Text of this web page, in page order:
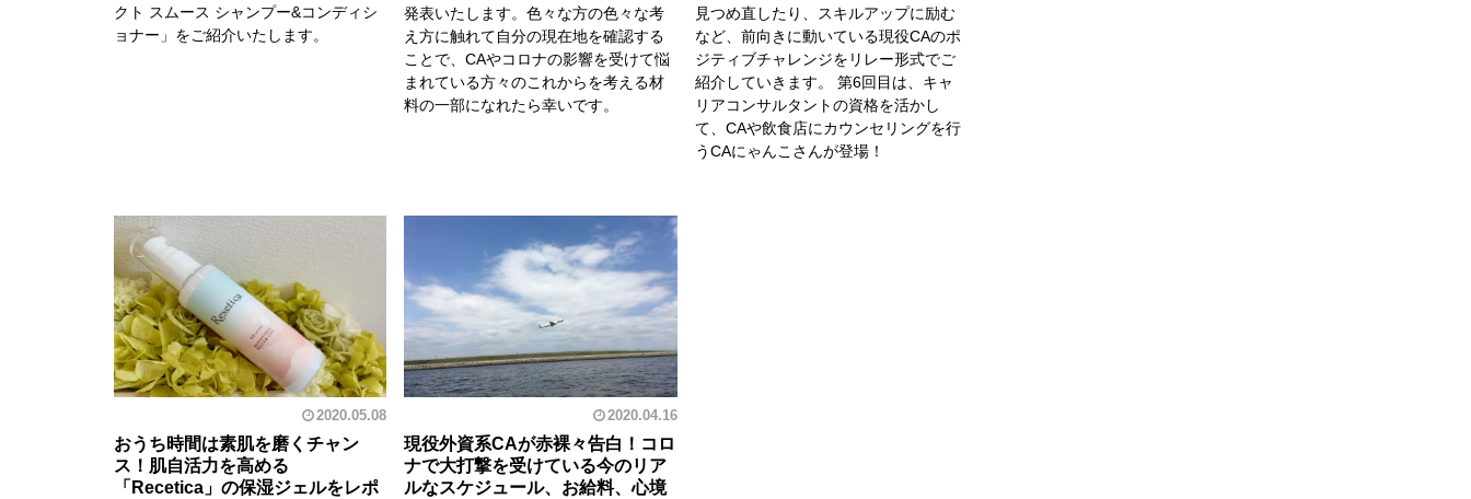
クト スムース シャンプー&コンディシ
ョナー」をご紹介いたします。
発表いたします。色々な方の色々な考
え方に触れて自分の現在地を確認する
ことで、CAやコロナの影響を受けて悩
まれている方々のこれからを考える材
料の一部になれたら幸いです。
見つめ直したり、スキルアップに励む
など、前向きに動いている現役CAのポ
ジティブチャレンジをリレー形式でご
紹介していきます。 第6回目は、キャ
リアコンサルタントの資格を活かし
て、CAや飲食店にカウンセリングを行
うCAにゃんこさんが登場！
2020.05.08
おうち時間は素肌を磨くチャン
ス！肌自活力を高める
「Recetica」の保湿ジェルをレポ
2020.04.16
現役外資系CAが赤裸々告白！コロ
ナで大打撃を受けている今のリア
ルなスケジュール、お給料、心境